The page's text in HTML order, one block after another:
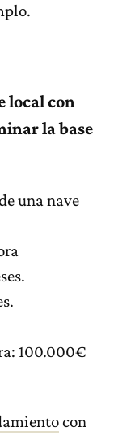
local con
la base
una nave
100.000€
con